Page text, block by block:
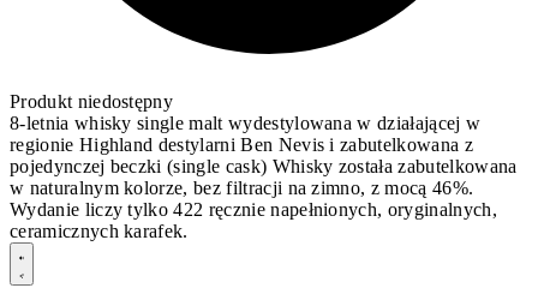
Produkt niedostępny
8-letnia whisky single malt wydestylowana w działającej w
regionie Highland destylarni Ben Nevis i zabutelkowana z
pojedynczej beczki (single cask) Whisky została zabutelkowana
w naturalnym kolorze, bez filtracji na zimno, z mocą 46%.
Wydanie liczy tylko 422 ręcznie napełnionych, oryginalnych,
ceramicznych karafek.